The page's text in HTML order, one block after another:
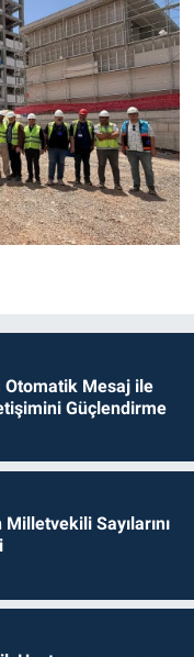
Otomatik Mesaj ile
Güçlendirme
Sayılarını